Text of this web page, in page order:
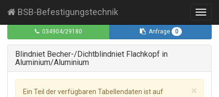
BSB-Befestigungstechnik
Blindniet Becher-/Dichtblindniet Flachkopf in
Aluminium/Aluminium
×
Ein Teil der verfügbaren Tabellendaten ist auf
034904/29180 Anfrage 0